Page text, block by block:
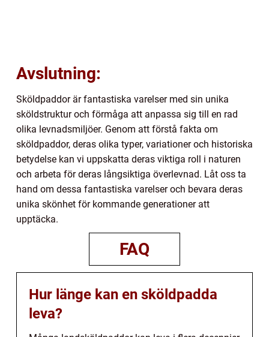
Avslutning:
Sköldpaddor är fantastiska varelser med sin unika
sköldstruktur och förmåga att anpassa sig till en rad
olika levnadsmiljöer. Genom att förstå fakta om
sköldpaddor, deras olika typer, variationer och historiska
betydelse kan vi uppskatta deras viktiga roll i naturen
och arbeta för deras långsiktiga överlevnad. Låt oss ta
hand om dessa fantastiska varelser och bevara deras
unika skönhet för kommande generationer att
upptäcka.
FAQ
Hur länge kan en sköldpadda
leva?